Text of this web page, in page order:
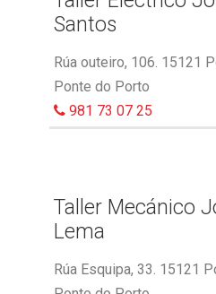
Santos
Rúa outeiro, 106. 15121
Ponte do Porto
981 73 07 25
Taller Mecánico
Lema
Rúa Esquipa, 33. 15121